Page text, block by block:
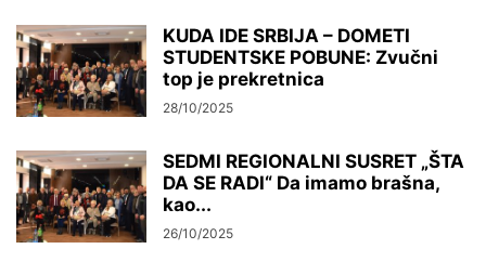
KUDA IDE SRBIJA – DOMETI
STUDENTSKE POBUNE: Zvučni
top je prekretnica
28/10/2025
SEDMI REGIONALNI SUSRET „ŠTA
DA SE RADI“ Da imamo brašna,
kao...
26/10/2025